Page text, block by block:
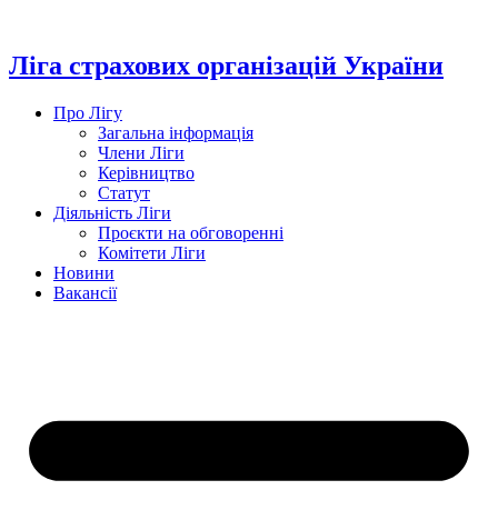
вмісту
Ліга страхових організацій України
Про Лігу
Загальна інформація
Члени Ліги
Керівництво
Статут
Діяльність Ліги
Проєкти на обговоренні
Комітети Ліги
Новини
Вакансії